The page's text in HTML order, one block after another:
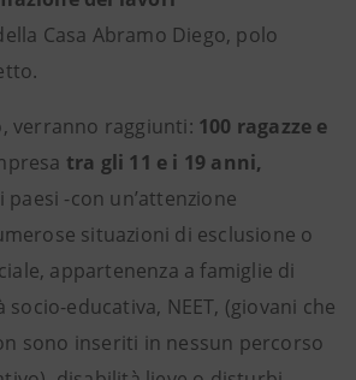
Casa Abramo Diego, polo
verranno raggiunti: 100 ragazze e
tra gli 11 e i 19 anni,
-con un’attenzione
situazioni di esclusione o
appartenenza a famiglie di
educativa, NEET, (giovani che
sono inseriti in nessun percorso